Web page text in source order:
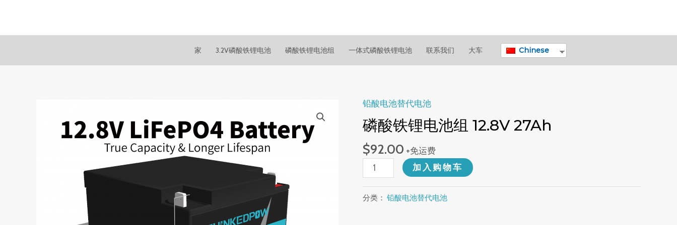
内
家 3.2V磷酸铁锂电池 磷酸铁锂电池组 一体式磷酸铁锂电池 联系我们 大车 Chinese
铅酸电池替代电池
磷酸铁锂电池组 12.8V 27Ah
$92.00 +免运费
LiFePO4
Battery
Pack
加入购物车
分类： 铅酸电池替代电池